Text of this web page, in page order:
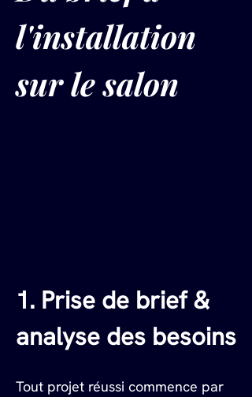
l'installation
sur le salon
1. Prise de brief &
analyse des besoins
Tout projet réussi commence par